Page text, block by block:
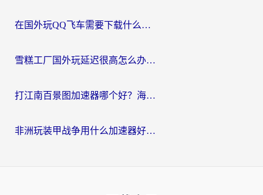
在国外玩QQ飞车需要下载什么加速器呢？海外党亲测有效的国服游戏加速指南
雪糕工厂国外玩延迟很高怎么办？海外玩家国服游戏加速终极攻略（附实测推荐）
打江南百景图加速器哪个好？海外党踩坑N次后，终于找到不卡的秘诀
非洲玩装甲战争用什么加速器好？海外党亲测有效的国服游戏加速方案